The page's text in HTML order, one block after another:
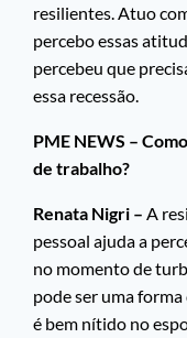
resilientes. Atuo
percebo essas
percebeu que
essa recessão.
PME NEWS –
de trabalho?
Renata Nigri – A
pessoal ajuda a
no momento de
pode ser uma
é bem nítido no